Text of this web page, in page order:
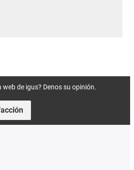
web de igus? Denos su opinión.